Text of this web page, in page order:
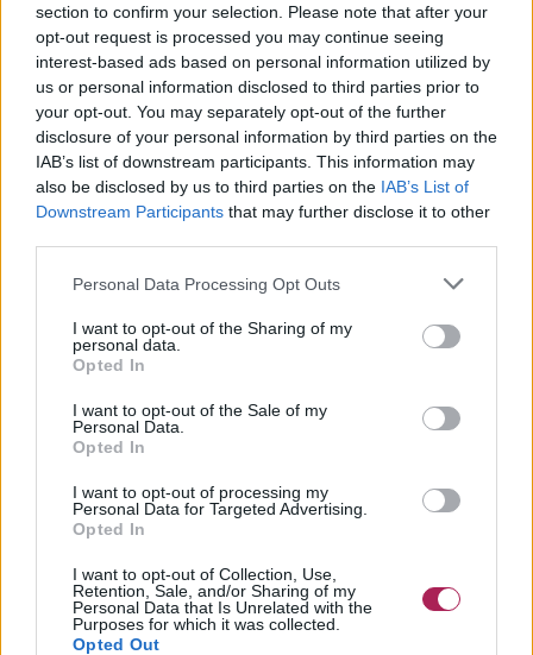
section to confirm your selection. Please note that after your
opt-out request is processed you may continue seeing
interest-based ads based on personal information utilized by
us or personal information disclosed to third parties prior to
your opt-out. You may separately opt-out of the further
disclosure of your personal information by third parties on the
IAB’s list of downstream participants. This information may
also be disclosed by us to third parties on the IAB’s List of
Downstream Participants that may further disclose it to other
Personal Data Processing Opt Outs
I want to opt-out of the Sharing of my
personal data.
Opted In
I want to opt-out of the Sale of my
Personal Data.
Opted In
I want to opt-out of processing my
Personal Data for Targeted Advertising.
Opted In
I want to opt-out of Collection, Use,
Retention, Sale, and/or Sharing of my
Personal Data that Is Unrelated with the
Purposes for which it was collected.
Opted Out